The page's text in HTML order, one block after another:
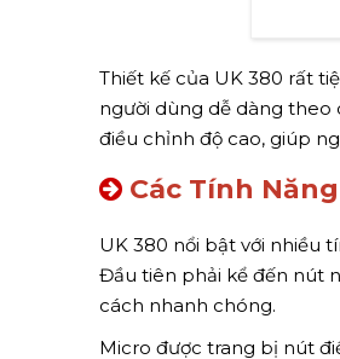
Thiết kế của UK 380 rất
người dùng dễ dàng
điều chỉnh độ cao, giúp
Các Tính
UK 380 nổi bật với nhiều
Đầu tiên phải kể đến nút
cách nhanh chóng.
Micro được trang bị nút